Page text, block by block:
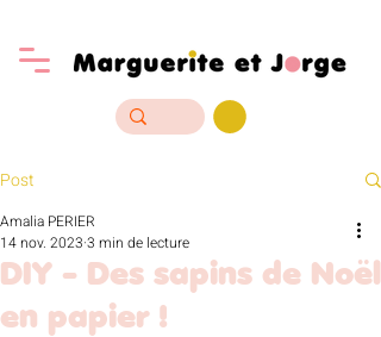
Post
DIY - Des sapins de Noël
en papier !
Amalia PERIER
14 nov. 2023 3 min de lecture